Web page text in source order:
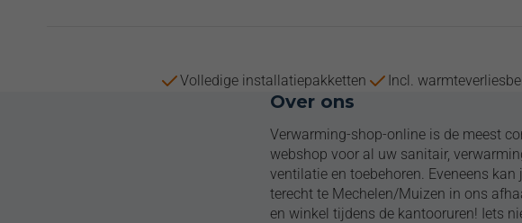
Volledige installatiepakketten Incl.
Over ons
Verwarming-shop-online is de meest
webshop voor al uw sanitair,
ventilatie en toebehoren. Eveneens kan
terecht te Mechelen/Muizen in ons
en winkel tijdens de kantooruren! Iets